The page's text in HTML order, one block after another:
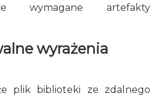
wymagane artefakty
wyrażenia
plik biblioteki ze zdalnego